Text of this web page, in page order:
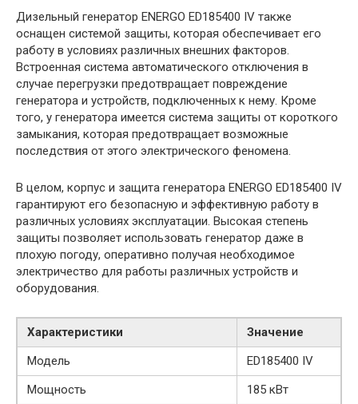
Дизельный генератор ENERGO ED185400 IV также
оснащен системой защиты, которая обеспечивает его
работу в условиях различных внешних факторов.
Встроенная система автоматического отключения в
случае перегрузки предотвращает повреждение
генератора и устройств, подключенных к нему. Кроме
того, у генератора имеется система защиты от короткого
замыкания, которая предотвращает возможные
последствия от этого электрического феномена.
В целом, корпус и защита генератора ENERGO ED185400 IV
гарантируют его безопасную и эффективную работу в
различных условиях эксплуатации. Высокая степень
защиты позволяет использовать генератор даже в
плохую погоду, оперативно получая необходимое
электричество для работы различных устройств и
оборудования.
Характеристики
Значение
Модель
ED185400 IV
Мощность
185 кВт